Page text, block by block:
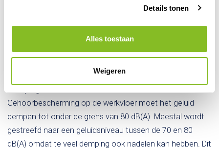
Details tonen
Alles toestaan
Weigeren
ongeveer 60 dB(A). Als je binnen een straal van een meter
niet verstaanbaar kunt zijn zonder stemverheffing,
bestaat er kans op lawaaidoofheid. Het exacte
geluidsniveau kan gemeten worden met behulp van een
Gehoorbescherming op de werkvloer moet het geluid
dempen tot onder de grens van 80 dB(A). Meestal wordt
gestreefd naar een geluidsniveau tussen de 70 en 80
dB(A) omdat te veel demping ook nadelen kan hebben. Dit